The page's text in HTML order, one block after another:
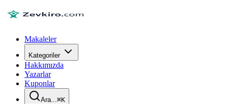
Makaleler
Kategoriler
Hakkımızda
Yazarlar
Kuponlar
Ara...⌘K